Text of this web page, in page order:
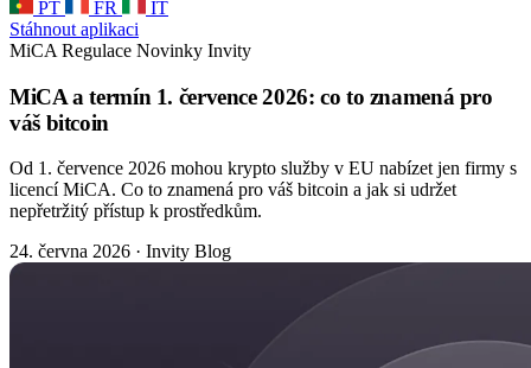
PT
FR
IT
Stáhnout aplikaci
MiCA Regulace Novinky Invity
MiCA a termín 1. července 2026: co to znamená pro
váš bitcoin
Od 1. července 2026 mohou krypto služby v EU nabízet jen firmy s
licencí MiCA. Co to znamená pro váš bitcoin a jak si udržet
nepřetržitý přístup k prostředkům.
24. června 2026 · Invity Blog